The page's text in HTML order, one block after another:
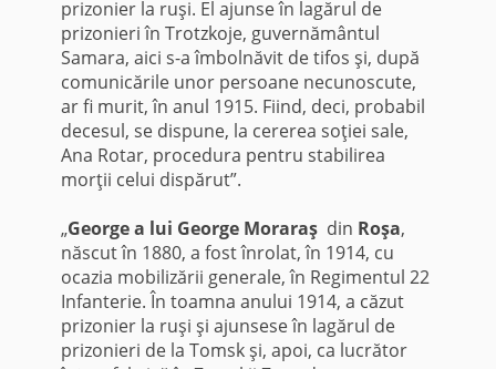
prizonier la ruşi. El ajunse în lagărul de
prizonieri în Trotzkoje, guvernământul
Samara, aici s-a îmbolnăvit de tifos şi, după
comunicările unor persoane necunoscute,
ar fi murit, în anul 1915. Fiind, deci, probabil
decesul, se dispune, la cererea soţiei sale,
Ana Rotar, procedura pentru stabilirea
morţii celui dispărut”.
„George a lui George Moraraş din Roşa,
născut în 1880, a fost înrolat, în 1914, cu
ocazia mobilizării generale, în Regimentul 22
Infanterie. În toamna anului 1914, a căzut
prizonier la ruşi şi ajunsese în lagărul de
prizonieri de la Tomsk şi, apoi, ca lucrător